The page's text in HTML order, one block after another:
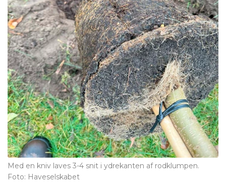
Med en kniv laves 3-4 snit i ydrekanten af rodklumpen.
Foto: Haveselskabet